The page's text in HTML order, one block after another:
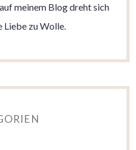
meinem Blog dreht sich
Liebe zu Wolle.